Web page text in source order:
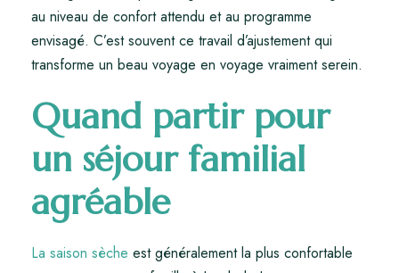
au niveau de confort attendu et au programme
envisagé. C’est souvent ce travail d’ajustement qui
transforme un beau voyage en voyage vraiment serein.
Quand partir pour
un séjour familial
agréable
La saison sèche est généralement la plus confortable